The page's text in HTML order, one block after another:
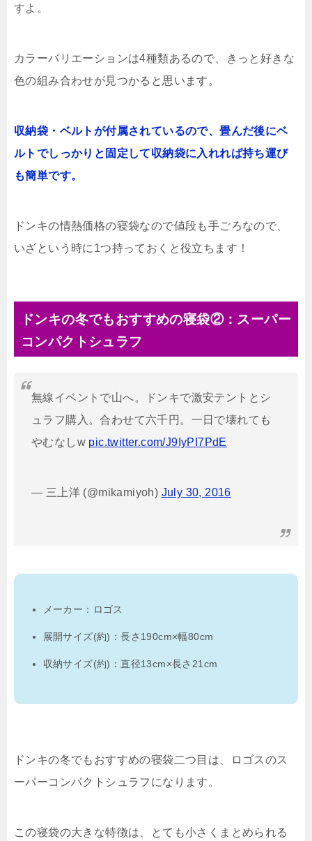
すよ。
カラーバリエーションは4種類あるので、きっと好きな
色の組み合わせが見つかると思います。
収納袋・ベルトが付属されているので、畳んだ後にベ
ルトでしっかりと固定して収納袋に入れれば持ち運び
も簡単です。
ドンキの情熱価格の寝袋なので値段も手ごろなので、
いざという時に1つ持っておくと役立ちます！
ドンキの冬でもおすすめの寝袋②：スーパー
コンパクトシュラフ
無線イベントで山へ。ドンキで激安テントとシ
ュラフ購入。合わせて六千円。一日で壊れても
やむなしw pic.twitter.com/J9IyPI7PdE
— 三上洋 (@mikamiyoh) July 30, 2016
メーカー：ロゴス
展開サイズ(約)：長さ190cm×幅80cm
収納サイズ(約)：直径13cm×長さ21cm
ドンキの冬でもおすすめの寝袋二つ目は、ロゴスのス
ーパーコンパクトシュラフになります。
この寝袋の大きな特徴は、とても小さくまとめられる